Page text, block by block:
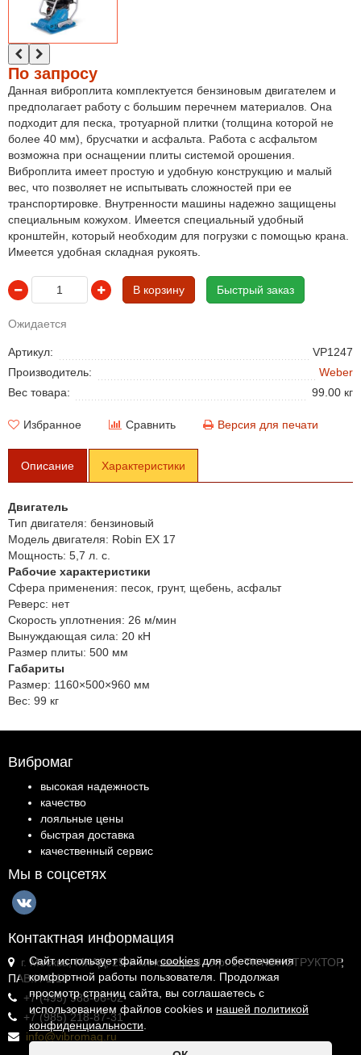
По запросу
Данная виброплита комплектуется бензиновым двигателем и
предполагает работу с большим перечнем материалов. Она
подходит для песка, тротуарной плитки (толщина которой не
более 40 мм), брусчатки и асфальта. Работа с асфальтом
возможна при оснащении плиты системой орошения.
Виброплита имеет простую и удобную конструкцию и малый
вес, что позволяет не испытывать сложностей при ее
транспортировке. Внутренности машины надежно защищены
специальным кожухом. Имеется специальный удобный
кронштейн, который необходим для погрузки с помощью крана.
Имеется удобная складная рукоять.
В корзину Быстрый заказ
Ожидается
Артикул:
VP1247
Производитель:
Weber
Вес товара:
99.00 кг
Избранное Сравнить Версия для печати
Описание Характеристики
Двигатель
Тип двигателя: бензиновый
Модель двигателя: Robin EX 17
Мощность: 5,7 л. с.
Рабочие характеристики
Сфера применения: песок, грунт, щебень, асфальт
Реверс: нет
Скорость уплотнения: 26 м/мин
Вынуждающая сила: 20 кН
Размер плиты: 500 мм
Габариты
Размер: 1160×500×960 мм
Вес: 99 кг
Вибромаг
высокая надежность
качество
лояльные цены
быстрая доставка
качественный сервис
Мы в соцсетях
Контактная информация
г. Москва, МКАД, 25-й километр, 4, стр. 1, ТК КОНСТРУКТОР,
ПАВ.И-1.18
+7 (495) 988-06-02
+7 (985) 218-87-31
info@vibromag.ru
Сайт использует файлыcookiesдля обеспечения
комфортной работы пользователя. Продолжая
просмотр страниц сайта, вы соглашаетесь с
использованием файлов cookies и нашей политикой
конфиденциальности